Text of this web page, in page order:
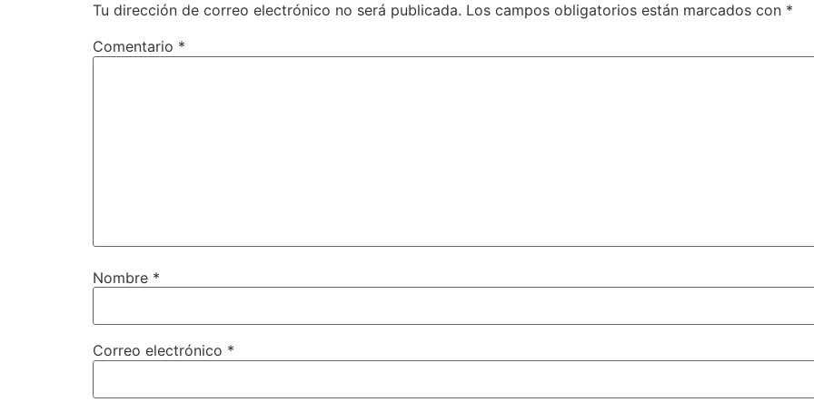
Tu dirección de correo electrónico no será publicada. Los campos obligatorios están marcados con *
Comentario *
Nombre *
Correo electrónico *